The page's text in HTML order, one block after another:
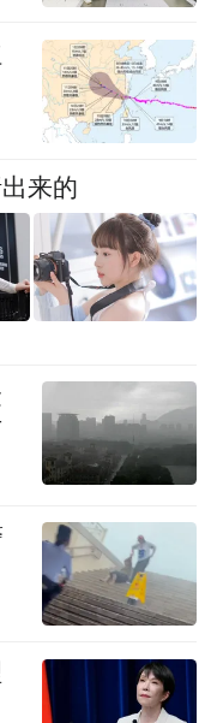
，对自己特别
很多努力，可掉
多久又自暴自
宵。
慌了神，他的多
超标，出现了糖
肝等问题。拿
，妈妈不得不带
6月来到武汉亚
50斤
来的